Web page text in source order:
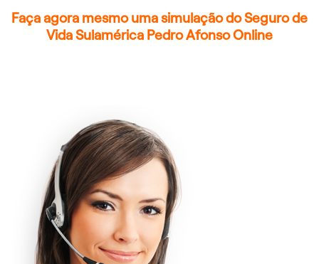
Faça agora mesmo uma simulação do Seguro de
Vida Sulamérica Pedro Afonso Online